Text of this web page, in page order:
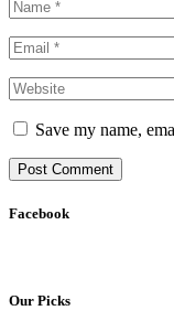
Save my name,
Facebook
Our Picks